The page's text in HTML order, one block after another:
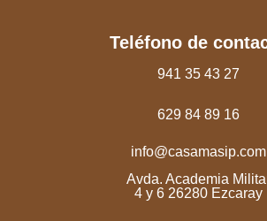
Teléfono de
941 35 43 27
629 84 89 16
info@casamasip.com
Avda. Academia
4 y 6 26280 Ezcaray